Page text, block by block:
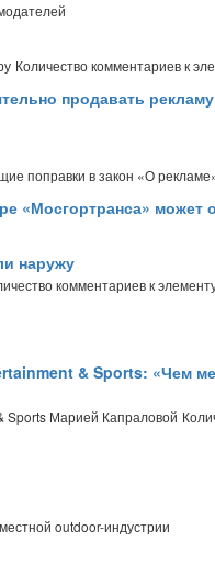
Количество комментариев к
продавать
поправки в закон «О
«Мосгортранса» может
наружу
комментариев к
& Sports: «Чем
Sports Марией Капраловой
outdoor-индустрии